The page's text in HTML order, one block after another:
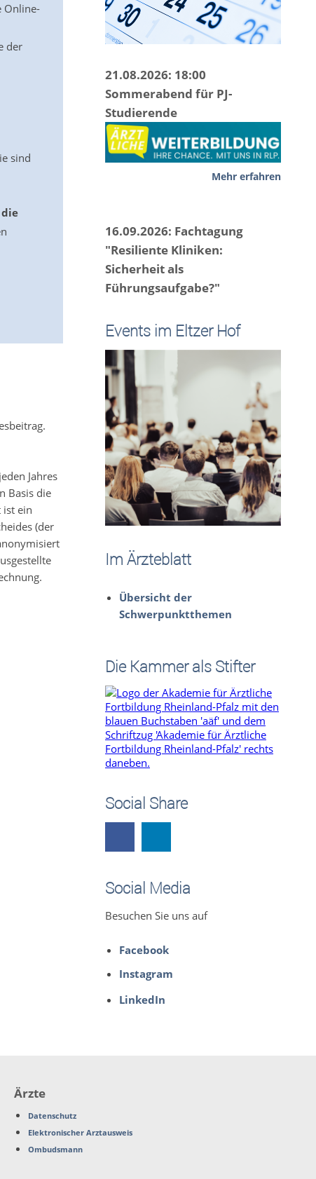
Online-
der
sind
die
Jahres
Basis die
ist ein
(der
21.08.2026: 18:00
Sommerabend für PJ-
Studierende
Mehr erfahren
16.09.2026: Fachtagung
"Resiliente Kliniken:
Sicherheit als
Führungsaufgabe?"
Events im Eltzer Hof
Im Ärzteblatt
Übersicht der
Schwerpunktthemen
Die Kammer als Stifter
Social Share
Social Media
Besuchen Sie uns auf
Facebook
Instagram
LinkedIn
Ärzte
Datenschutz
Elektronischer Arztausweis
Ombudsmann